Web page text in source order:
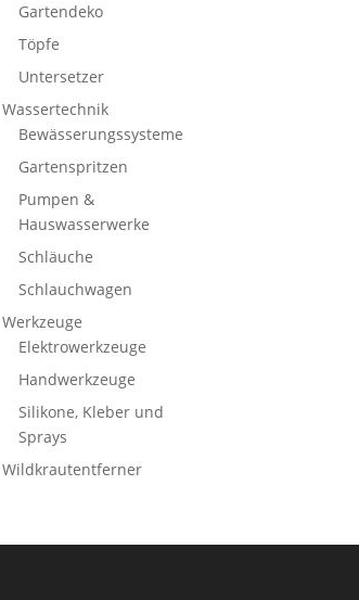
Gartendeko
Töpfe
Untersetzer
Wassertechnik
Bewässerungssysteme
Gartenspritzen
Pumpen &
Hauswasserwerke
Schläuche
Schlauchwagen
Werkzeuge
Elektrowerkzeuge
Handwerkzeuge
Silikone, Kleber und
Sprays
Wildkrautentferner